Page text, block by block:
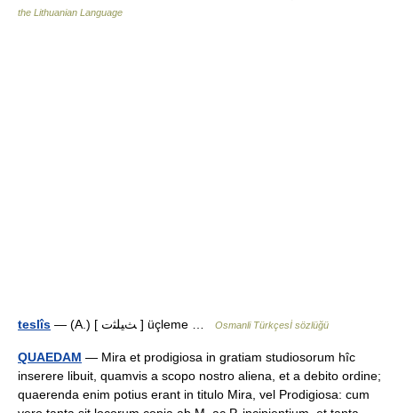
the Lithuanian Language
teslîs — (A.) [ ﺚﻴﻠﺜﺕ ] üçleme … Osmanli Türkçesİ sözlüğü
QUAEDAM — Mira et prodigiosa in gratiam studiosorum hîc
inserere libuit, quamvis a scopo nostro aliena, et a debito ordine;
quaerenda enim potius erant in titulo Mira, vel Prodigiosa: cum